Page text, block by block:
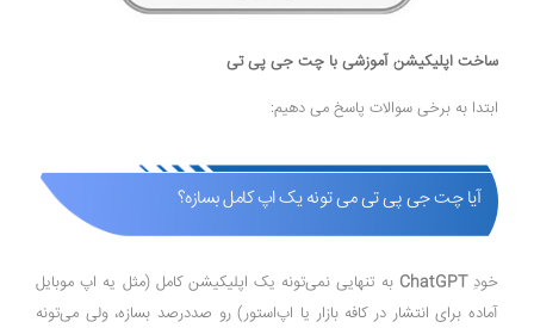
ساخت اپلیکیشن آموزشی با چت جی پی تی
ابتدا به برخی سوالات پاسخ می دهیم:
آیا چت جی پی تی می تونه یک اپ کامل بسازه؟
خودِChatGPT به تنهایی نمی‌تونه یک اپلیکیشن کامل (مثل یه اپ موبایل
آماده برای انتشار در کافه بازار یا اپ‌استور) رو صددرصد بسازه، ولی می‌تونه